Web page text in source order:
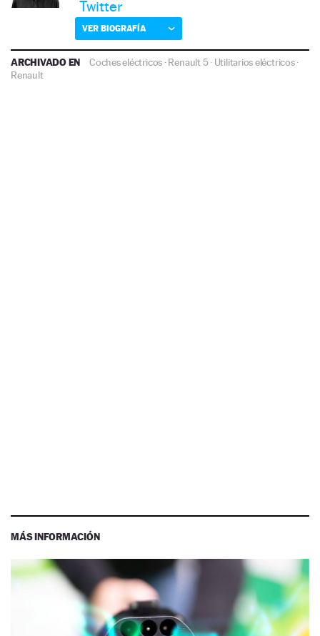
Twitter
VER BIOGRAFÍA
ARCHIVADO EN Coches eléctricos ·Renault 5· Utilitarios eléctricos·
Renault
MÁS INFORMACIÓN